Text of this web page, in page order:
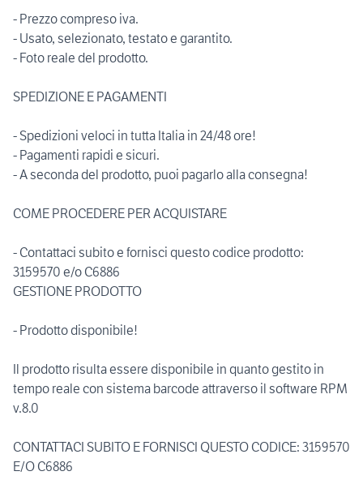
- Prezzo compreso iva.
- Usato, selezionato, testato e garantito.
- Foto reale del prodotto.
SPEDIZIONE E PAGAMENTI
- Spedizioni veloci in tutta Italia in 24/48 ore!
- Pagamenti rapidi e sicuri.
- A seconda del prodotto, puoi pagarlo alla consegna!
COME PROCEDERE PER ACQUISTARE
- Contattaci subito e fornisci questo codice prodotto:
3159570 e/o C6886
GESTIONE PRODOTTO
- Prodotto disponibile!
Il prodotto risulta essere disponibile in quanto gestito in
tempo reale con sistema barcode attraverso il software RPM
v.8.0
CONTATTACI SUBITO E FORNISCI QUESTO CODICE: 3159570
E/O C6886